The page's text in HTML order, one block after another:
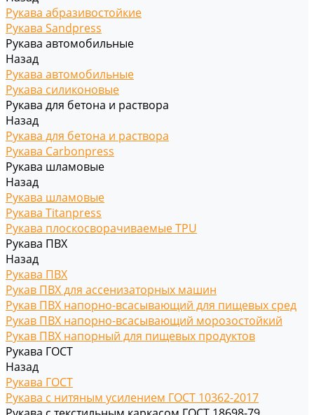
Рукава абразивостойкие
Рукава Sandpress
Рукава автомобильные
Назад
Рукава автомобильные
Рукава силиконовые
Рукава для бетона и раствора
Назад
Рукава для бетона и раствора
Рукава Carbonpress
Рукава шламовые
Назад
Рукава шламовые
Рукава Titanpress
Рукава плоскосворачиваемые TPU
Рукава ПВХ
Назад
Рукава ПВХ
Рукав ПВХ для ассенизаторных машин
Рукав ПВХ напорно-всасывающий для пищевых сред
Рукав ПВХ напорно-всасывающий морозостойкий
Рукав ПВХ напорный для пищевых продуктов
Рукава ГОСТ
Назад
Рукава ГОСТ
Рукава с нитяным усилением ГОСТ 10362-2017